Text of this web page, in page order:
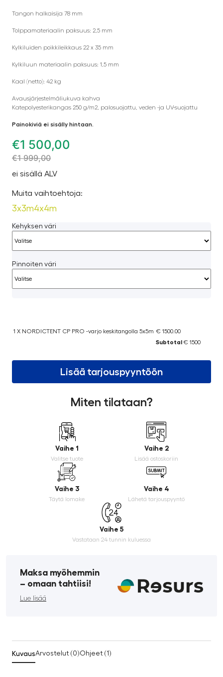
Tangon halkaisija 78 mm
Tolppamateriaalin paksuus: 2,5 mm
Kylkiluiden poikkileikkaus 22 x 35 mm
Kylkiluun materiaalin paksuus: 1,5 mm
Kaal (netto): 42 kg
Avausjärjestelmäliukuva kahva
Katepolyesterikangas 250 g/m2, palosuojattu, veden -ja UV-suojattu
Painokiviä ei sisälly hintaan.
€1 500,00
€1 999,00
ei sisällä ALV
Muita vaihtoehtoja:
3x3m4x4m
Kehyksen väri
Pinnoiten väri
1 X NORDICTENT CP PRO -varjo keskitangolla 5x5m € 1500.00
Subtotal€ 1500
Lisää tarjouspyyntöön
Miten tilataan?
Vaihe 1
Valitse tuote
Vaihe 2
Lisää ostoskoriin
Vaihe 3
Täytä lomake
Vaihe 4
Lähetä tarjouspyyntö
Vaihe 5
Vastataan 24 tunnin kuluessa
Maksa myöhemmin
­– omaan tahtiisi!
Lue lisää
KuvausArvostelut (0)Ohjeet (1)